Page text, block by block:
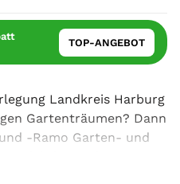
TOP-ANGEBOT
Landkreis Harburg
Gartenträumen? Dann
-Ramo Garten- und
richtigen Adresse!